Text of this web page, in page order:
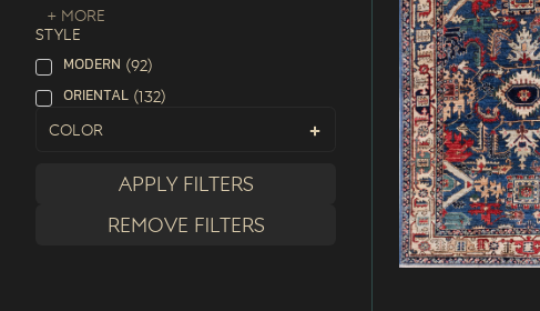
+ More
STYLE
MODERN (92)
ORIENTAL (132)
Color
Apply filters
Remove filters